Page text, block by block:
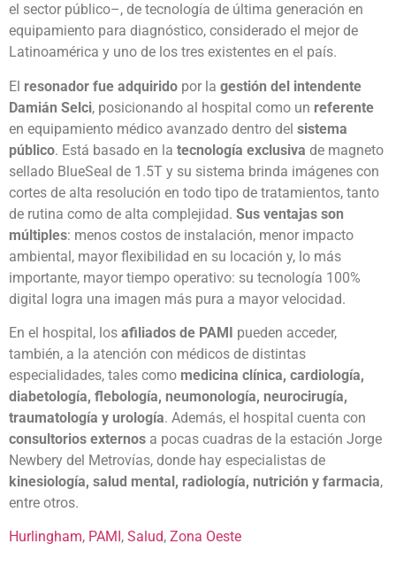
el sector público–, de tecnología de última generación en
equipamiento para diagnóstico, considerado el mejor de
Latinoamérica y uno de los tres existentes en el país.
El resonador fue adquirido por la gestión del intendente
Damián Selci, posicionando al hospital como un referente
en equipamiento médico avanzado dentro del sistema
público. Está basado en la tecnología exclusiva de magneto
sellado BlueSeal de 1.5T y su sistema brinda imágenes con
cortes de alta resolución en todo tipo de tratamientos, tanto
de rutina como de alta complejidad. Sus ventajas son
múltiples: menos costos de instalación, menor impacto
ambiental, mayor flexibilidad en su locación y, lo más
importante, mayor tiempo operativo: su tecnología 100%
digital logra una imagen más pura a mayor velocidad.
En el hospital, los afiliados de PAMI pueden acceder,
también, a la atención con médicos de distintas
especialidades, tales como medicina clínica, cardiología,
diabetología, flebología, neumonología, neurocirugía,
traumatología y urología. Además, el hospital cuenta con
consultorios externos a pocas cuadras de la estación Jorge
Newbery del Metrovías, donde hay especialistas de
kinesiología, salud mental, radiología, nutrición y farmacia,
entre otros.
Hurlingham, PAMI , Salud, Zona Oeste